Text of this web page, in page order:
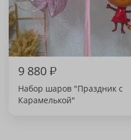
9 880₽
Набор шаров "Праздник с
Карамелькой"